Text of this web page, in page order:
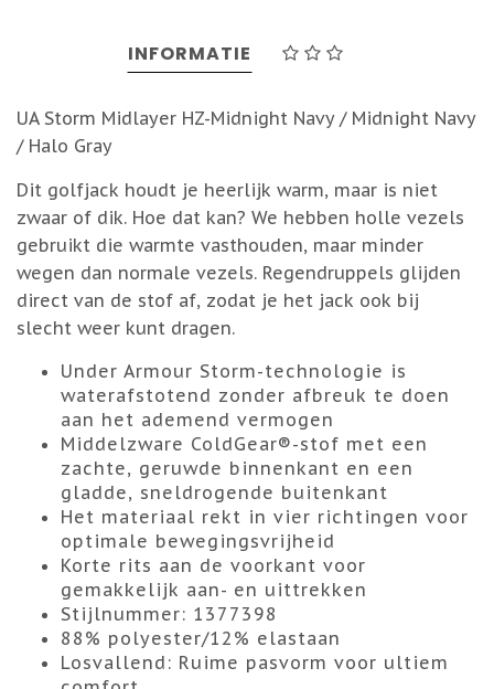
INFORMATIE
UA Storm Midlayer HZ-Midnight Navy / Midnight Navy
/ Halo Gray
Dit golfjack houdt je heerlijk warm, maar is niet
zwaar of dik. Hoe dat kan? We hebben holle vezels
gebruikt die warmte vasthouden, maar minder
wegen dan normale vezels. Regendruppels glijden
direct van de stof af, zodat je het jack ook bij
slecht weer kunt dragen.
Under Armour Storm-technologie is
waterafstotend zonder afbreuk te doen
aan het ademend vermogen
Middelzware ColdGear®-stof met een
zachte, geruwde binnenkant en een
gladde, sneldrogende buitenkant
Het materiaal rekt in vier richtingen voor
optimale bewegingsvrijheid
Korte rits aan de voorkant voor
gemakkelijk aan- en uittrekken
Stijlnummer: 1377398
88% polyester/12% elastaan
Losvallend: Ruime pasvorm voor ultiem